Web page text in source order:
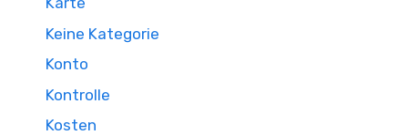
Keine Kategorie
Konto
Kontrolle
Kosten